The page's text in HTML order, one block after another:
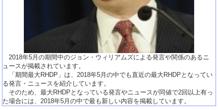
2018年5月の期間中のジョン・ウィリアムズによる発言や関係のあるニ
ュースが掲載されています。
「期間最大RHDP」は、2018年5月の中でも直近の最大RHDPとなってい
る発言・ニュースを紹介しています。
そのため、最大RHDPとなっている発言やニュースが同値で2回以上有っ
た場合には、2018年5月の中で最も新しい内容を掲載しています。